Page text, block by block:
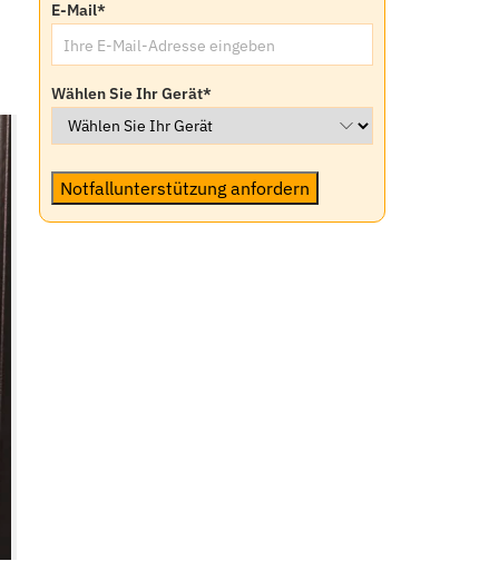
E-Mail*
Wählen Sie Ihr Gerät*
Notfallunterstützung anfordern